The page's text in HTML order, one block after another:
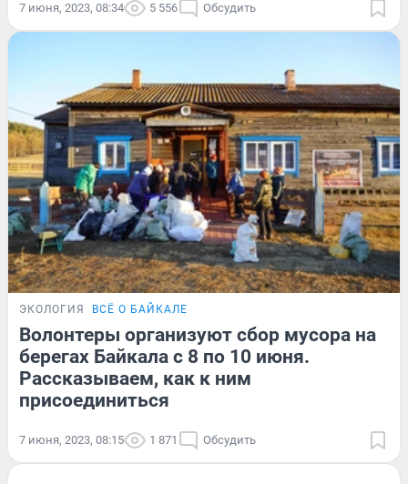
7 июня, 2023, 08:34 5 556 Обсудить
ЭКОЛОГИЯ ВСЁ О БАЙКАЛЕ
Волонтеры организуют сбор мусора на
берегах Байкала с 8 по 10 июня.
Рассказываем, как к ним
присоединиться
7 июня, 2023, 08:15 1 871 Обсудить